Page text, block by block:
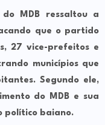
MDB ressaltou a
que o partido
27 vice-prefeitos e
municípios que
Segundo ele,
do MDB e sua
político baiano.